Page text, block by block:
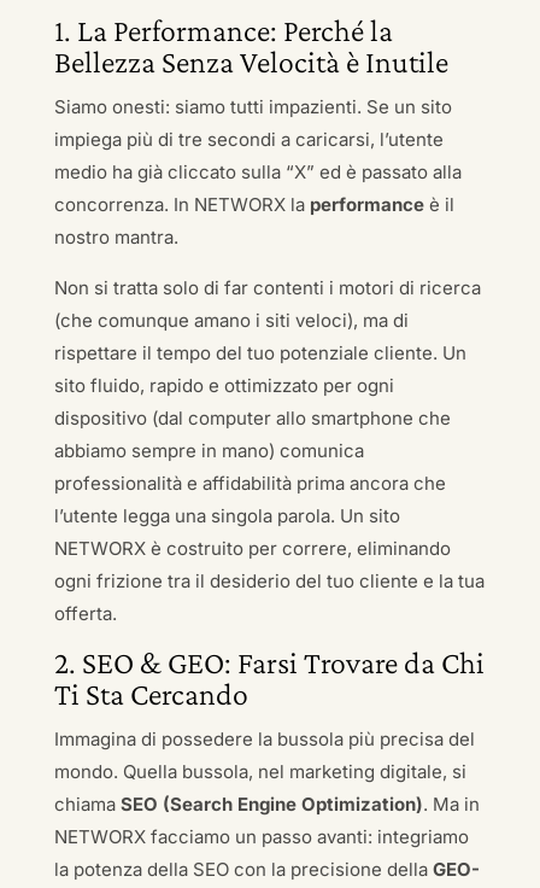
1. La Performance: Perché la
Bellezza Senza Velocità è Inutile
Siamo onesti: siamo tutti impazienti. Se un sito
impiega più di tre secondi a caricarsi, l’utente
medio ha già cliccato sulla “X” ed è passato alla
concorrenza. In NETWORX la performanceè il
nostro mantra.
Non si tratta solo di far contenti i motori di ricerca
(che comunque amano i siti veloci), ma di
rispettare il tempo del tuo potenziale cliente. Un
sito fluido, rapido e ottimizzato per ogni
dispositivo (dal computer allo smartphone che
abbiamo sempre in mano) comunica
professionalità e affidabilità prima ancora che
l’utente legga una singola parola. Un sito
NETWORX è costruito per correre, eliminando
ogni frizione tra il desiderio del tuo cliente e la tua
offerta.
2. SEO & GEO: Farsi Trovare da Chi
Ti Sta Cercando
Immagina di possedere la bussola più precisa del
mondo. Quella bussola, nel marketing digitale, si
chiama SEO (Search Engine Optimization). Ma in
NETWORX facciamo un passo avanti: integriamo
la potenza della SEO con la precisione della GEO-